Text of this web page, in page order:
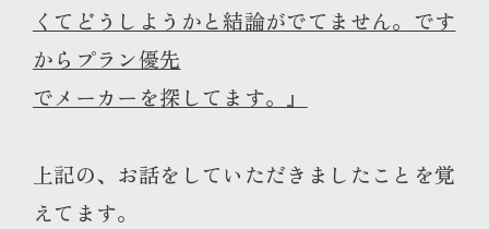
くてどうしようかと結論がでてません。です
からプラン優先
でメーカーを探してます。』
上記の、お話をしていただきましたことを覚
えてます。